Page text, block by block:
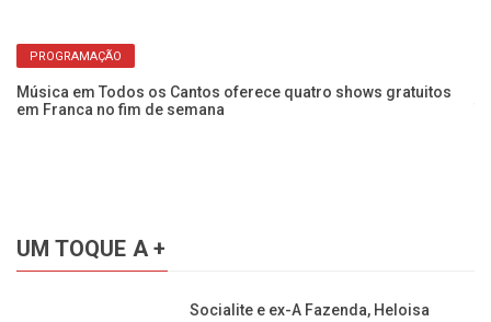
PROGRAMAÇÃO
Música em Todos os Cantos oferece quatro shows gratuitos
em Franca no fim de semana
UM TOQUE A +
Socialite e ex-A Fazenda, Heloisa